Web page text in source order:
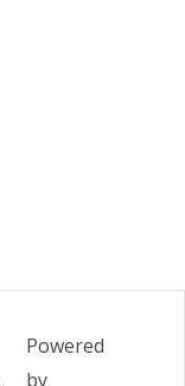
Powered
by